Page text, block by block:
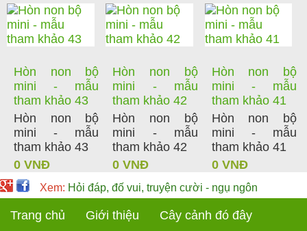
Hòn non bộ
mini - mẫu
tham khảo 43
Hòn non bộ
mini - mẫu
tham khảo 43
0 VNĐ
Hòn non bộ
mini - mẫu
tham khảo 42
Hòn non bộ
mini - mẫu
tham khảo 42
0 VNĐ
Hòn non bộ
mini - mẫu
tham khảo 41
Hòn non bộ
mini - mẫu
tham khảo 41
0 VNĐ
Xem: Hỏi đáp, đố vui, truyện cười - ngụ ngôn
Trang chủ Giới thiệu Cây cảnh đó đây